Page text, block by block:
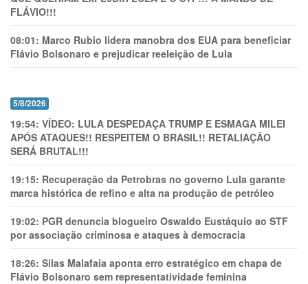
FLÁVIO!!!
08:01: Marco Rubio lidera manobra dos EUA para beneficiar
Flávio Bolsonaro e prejudicar reeleição de Lula
5/8/2026
19:54: VÍDEO: LULA DESPEDAÇA TRUMP E ESMAGA MILEI
APÓS ATAQUES!! RESPEITEM O BRASIL!! RETALIAÇÃO
SERÁ BRUTAL!!!
19:15: Recuperação da Petrobras no governo Lula garante
marca histórica de refino e alta na produção de petróleo
19:02: PGR denuncia blogueiro Oswaldo Eustáquio ao STF
por associação criminosa e ataques à democracia
18:26: Silas Malafaia aponta erro estratégico em chapa de
Flávio Bolsonaro sem representatividade feminina